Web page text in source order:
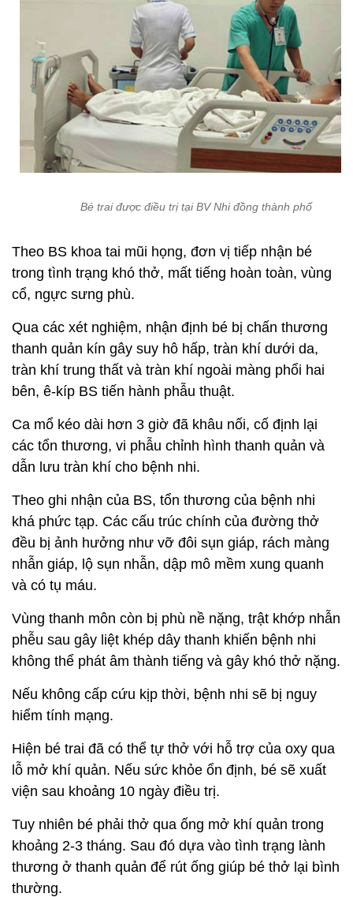
Bé trai được điều trị tại BV Nhi đồng thành phố
Theo BS khoa tai mũi họng, đơn vị tiếp nhận bé
trong tình trạng khó thở, mất tiếng hoàn toàn, vùng
cổ, ngực sưng phù.
Qua các xét nghiệm, nhận định bé bị chấn thương
thanh quản kín gây suy hô hấp, tràn khí dưới da,
tràn khí trung thất và tràn khí ngoài màng phổi hai
bên, ê-kíp BS tiến hành phẫu thuật.
Ca mổ kéo dài hơn 3 giờ đã khâu nối, cố định lại
các tổn thương, vi phẫu chỉnh hình thanh quản và
dẫn lưu tràn khí cho bệnh nhi.
Theo ghi nhận của BS, tổn thương của bệnh nhi
khá phức tạp. Các cấu trúc chính của đường thở
đều bị ảnh hưởng như vỡ đôi sụn giáp, rách màng
nhẫn giáp, lộ sụn nhẫn, dập mô mềm xung quanh
và có tụ máu.
Vùng thanh môn còn bị phù nề nặng, trật khớp nhẫn
phễu sau gây liệt khép dây thanh khiến bệnh nhi
không thể phát âm thành tiếng và gây khó thở nặng.
Nếu không cấp cứu kịp thời, bệnh nhi sẽ bị nguy
hiểm tính mạng.
Hiện bé trai đã có thể tự thở với hỗ trợ của oxy qua
lỗ mở khí quản. Nếu sức khỏe ổn định, bé sẽ xuất
viện sau khoảng 10 ngày điều trị.
Tuy nhiên bé phải thở qua ống mở khí quản trong
khoảng 2-3 tháng. Sau đó dựa vào tình trạng lành
thương ở thanh quản để rút ống giúp bé thở lại bình
thường.